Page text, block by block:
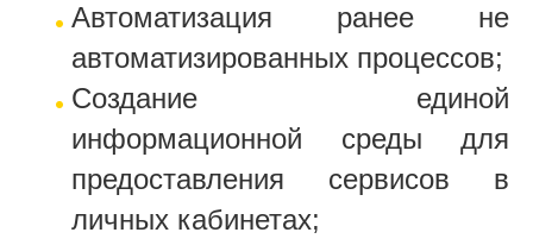
Автоматизация ранее не
автоматизированных процессов;
Создание единой
информационной среды для
предоставления сервисов в
личных кабинетах;